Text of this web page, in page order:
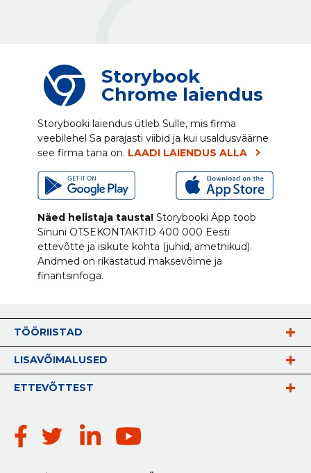
Storybook
Chrome laiendus
Storybooki laiendus ütleb Sulle, mis firma
veebilehel Sa parajasti viibid ja kui usaldusväärne
see firma täna on. LAADI LAIENDUS ALLA
Näed helistaja tausta! Storybooki Äpp toob
Sinuni OTSEKONTAKTID 400 000 Eesti
ettevõtte ja isikute kohta (juhid, ametnikud).
Andmed on rikastatud maksevõime ja
finantsinfoga.
TÖÖRIISTAD
LISAVÕIMALUSED
ETTEVÕTTEST